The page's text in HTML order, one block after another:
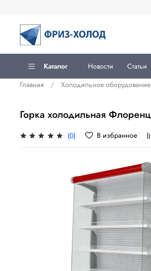
Каталог Новости Статьи
Главная
Холодильное оборудование
Горка холодильная
(0) В избранное